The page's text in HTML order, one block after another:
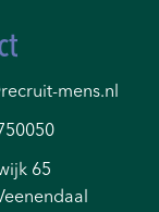
mens.nl
65